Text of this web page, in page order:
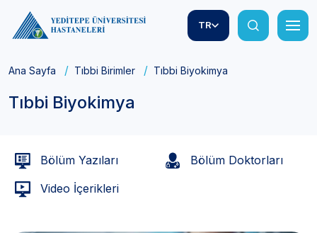
TR
Ana Sayfa Tıbbi Birimler Tıbbi Biyokimya
Tıbbi Biyokimya
Bölüm Yazıları
Bölüm Doktorları
Video İçerikleri